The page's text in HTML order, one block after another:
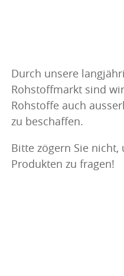
Durch unsere
Rohstoffmarkt sind
Rohstoffe auch
zu beschaffen.
Bitte zögern Sie
Produkten zu fragen!